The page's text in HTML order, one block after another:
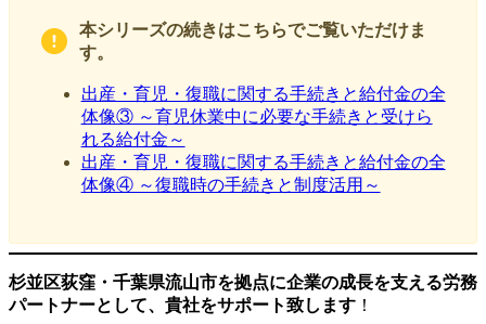
本シリーズの続きはこちらでご覧いただけま
す。
出産・育児・復職に関する手続きと給付金の全
体像③ ～育児休業中に必要な手続きと受けら
れる給付金～
出産・育児・復職に関する手続きと給付金の全
体像④ ～復職時の手続きと制度活用～
杉並区荻窪・千葉県流山市を拠点に企業の成長を支える労務
パートナーとして、貴社をサポート致します ！